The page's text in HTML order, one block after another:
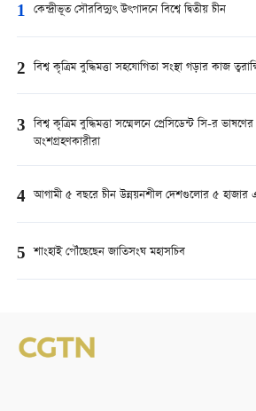
1 কেন্দ্রীভূত সৌরবিদ্যুৎ উৎপাদনে বিশ্বে দ্বিতীয় চীন
2 বিশ্ব কৃত্রিম বুদ্ধিমত্তা সহযোগিতা সংস্থা গড়ার কাজ
3 বিশ্ব কৃত্রিম বুদ্ধিমত্তা সম্মেলনে প্রেসিডেন্ট সি-র
অংশগ্রহণকারীরা
4 আগামী ৫ বছরে চীন উন্নয়নশীল দেশগুলোর ৫ হাজার
5 শাংহাই পৌঁছেছেন জাতিসংঘ মহাসচিব